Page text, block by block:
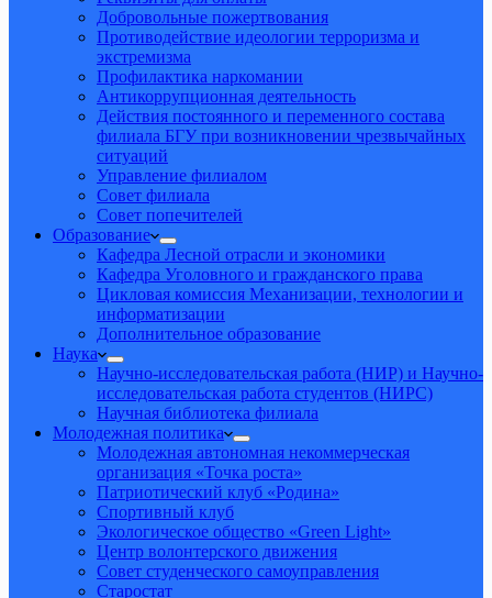
Добровольные пожертвования
Противодействие идеологии терроризма и
экстремизма
Профилактика наркомании
Антикоррупционная деятельность
Действия постоянного и переменного состава
филиала БГУ при возникновении чрезвычайных
ситуаций
Управление филиалом
Совет филиала
Совет попечителей
Образование
Кафедра Лесной отрасли и экономики
Кафедра Уголовного и гражданского права
Цикловая комиссия Механизации, технологии и
информатизации
Дополнительное образование
Наука
Научно-исследовательская работа (НИР) и Научно-
исследовательская работа студентов (НИРС)
Научная библиотека филиала
Молодежная политика
Молодежная автономная некоммерческая
организация «Точка роста»
Патриотический клуб «Родина»
Спортивный клуб
Экологическое общество «Green Light»
Центр волонтерского движения
Совет студенческого самоуправления
Старостат